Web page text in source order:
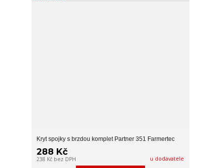
Kryt spojky s brzdou komplet Partner 351 Farmertec
288 Kč
238 Kč bez DPH u dodavatele